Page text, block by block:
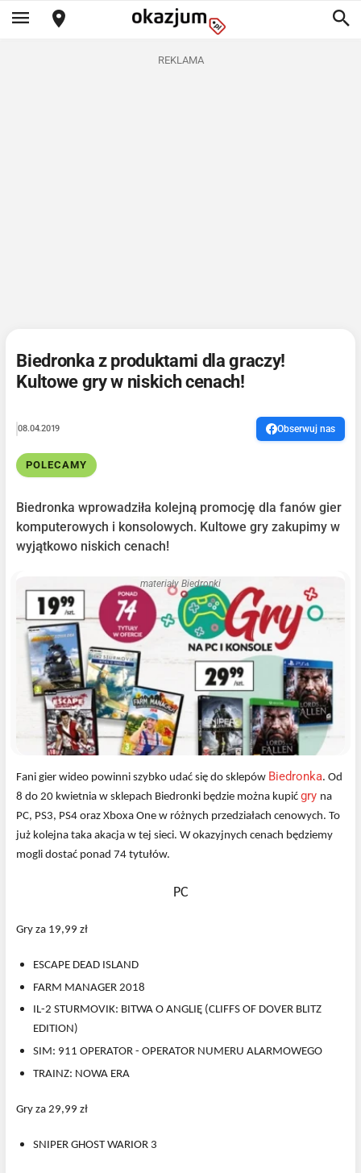
REKLAMA
Biedronka z produktami dla graczy!
Kultowe gry w niskich cenach!
08.04.2019 Obserwuj nas
POLECAMY
Biedronka wprowadziła kolejną promocję dla fanów gier
komputerowych i konsolowych. Kultowe gry zakupimy w
wyjątkowo niskich cenach!
materiały Biedronki
Fani gier wideo powinni szybko udać się do sklepów Biedronka. Od
8 do 20 kwietnia w sklepach Biedronki będzie można kupićgry na
PC, PS3, PS4 oraz Xboxa One w różnych przedziałach cenowych. To
już kolejna taka akacja w tej sieci. W okazyjnych cenach będziemy
mogli dostać ponad 74 tytułów.
PC
Gry za 19,99 zł
ESCAPE DEAD ISLAND
FARM MANAGER 2018
IL-2 STURMOVIK: BITWA O ANGLIĘ (CLIFFS OF DOVER BLITZ
EDITION)
SIM: 911 OPERATOR - OPERATOR NUMERU ALARMOWEGO
TRAINZ: NOWA ERA
Gry za 29,99 zł
SNIPER GHOST WARIOR 3